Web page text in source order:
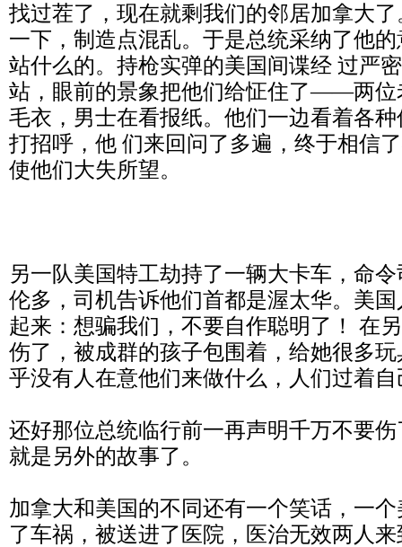
找过茬了，现在就剩我们的邻居加拿大
一下，制造点混乱。于是总统采纳了他
站什么的。持枪实弹的美国间谍经 过严
站，眼前的景象把他们给怔住了——两位
毛衣，男士在看报纸。他们一边看着各
打招呼，他 们来回问了多遍，终于相信
使他们大失所望。
另一队美国特工劫持了一辆大卡车，命
伦多，司机告诉他们首都是渥太华。美
起来：想骗我们，不要自作聪明了！ 在
伤了，被成群的孩子包围着，给她很多
乎没有人在意他们来做什么，人们过着
还好那位总统临行前一再声明千万不要
就是另外的故事了。
加拿大和美国的不同还有一个笑话，一
了车祸，被送进了医院，医治无效两人